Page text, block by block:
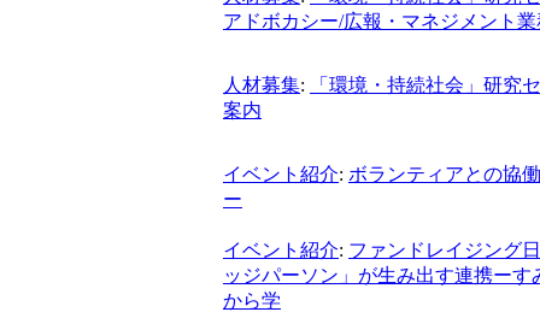
アドボカシー/広報・マネジメント
人材募集:
「環境・持続社会」研究
案内
イベント紹介: ボランティアとの協
ー
イベント紹介: ファンドレイジング
ッジパーソン」が生み出す連携ー
から学